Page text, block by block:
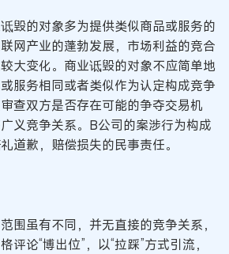
毁的对象多为提供类似商品或服务的
网产业的蓬勃发展，市场利益的竞合
大变化。商业诋毁的对象不应简单地
服务相同或者类似作为认定构成竞争
查双方是否存在可能的争夺交易机
义竞争关系。B公司的案涉行为构成
道歉，赔偿损失的民事责任。
围虽有不同，并无直接的竞争关系，
评论“博出位”，以“拉踩”方式引流，